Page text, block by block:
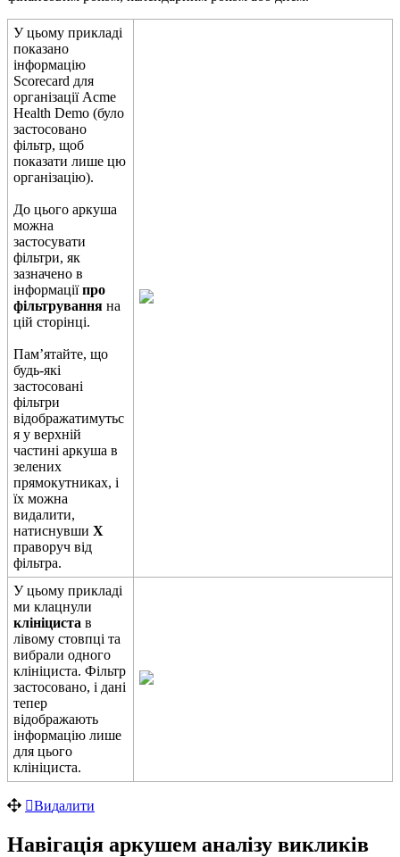
У цьому прикладі
показано
інформацію
Scorecard для
організації Acme
Health Demo (було
застосовано
фільтр, щоб
показати лише цю
організацію).
До цього аркуша
можна
застосувати
фільтри, як
зазначено в
інформації про
фільтрування на
цій сторінці.
Пам’ятайте, що
будь-які
застосовані
фільтри
відображатимутьс
я у верхній
частині аркуша в
зелених
прямокутниках, і
їх можна
видалити,
натиснувши X
праворуч від
фільтра.
У цьому прикладі
ми клацнули
клініциста в
лівому стовпці та
вибрали одного
клініциста. Фільтр
застосовано, і дані
тепер
відображають
інформацію лише
для цього
клініциста.
Видалити
Навігація аркушем аналізу викликів